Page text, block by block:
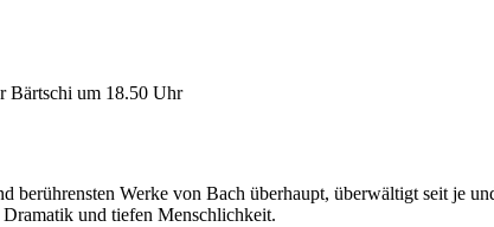
Bärtschi um 18.50 Uhr
berührensten Werke von Bach überhaupt, überwältigt seit je
und tiefen Menschlichkeit.